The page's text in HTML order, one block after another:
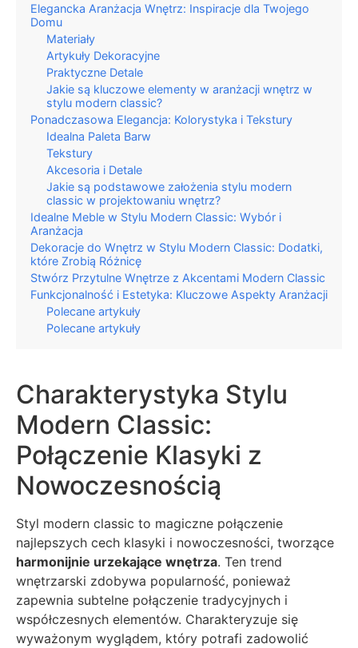
Elegancka Aranżacja Wnętrz: Inspiracje dla Twojego
Domu
Materiały
Artykuły Dekoracyjne
Praktyczne Detale
Jakie są kluczowe elementy w aranżacji wnętrz w
stylu modern classic?
Ponadczasowa Elegancja: Kolorystyka i Tekstury
Idealna Paleta Barw
Tekstury
Akcesoria i Detale
Jakie są podstawowe założenia stylu modern
classic w projektowaniu wnętrz?
Idealne Meble w Stylu Modern Classic: Wybór i
Aranżacja
Dekoracje do Wnętrz w Stylu Modern Classic: Dodatki,
które Zrobią Różnicę
Stwórz Przytulne Wnętrze z Akcentami Modern Classic
Funkcjonalność i Estetyka: Kluczowe Aspekty Aranżacji
Polecane artykuły
Polecane artykuły
Charakterystyka Stylu
Modern Classic:
Połączenie Klasyki z
Nowoczesnością
Styl modern classic to magiczne połączenie
najlepszych cech klasyki i nowoczesności, tworzące
harmonijnie urzekające wnętrza. Ten trend
wnętrzarski zdobywa popularność, ponieważ
zapewnia subtelne połączenie tradycyjnych i
współczesnych elementów. Charakteryzuje się
wyważonym wyglądem, który potrafi zadowolić